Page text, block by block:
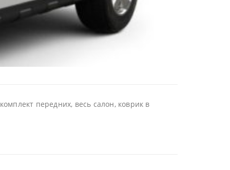
передних, весь салон, коврик в